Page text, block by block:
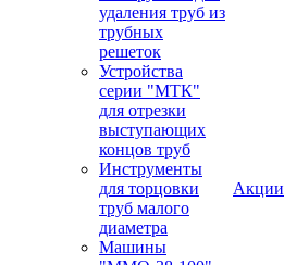
удаления труб из
трубных
решеток
Устройства
серии "МТК"
для отрезки
выступающих
концов труб
Инструменты
для торцовки
труб малого
диаметра
Машины
Акции